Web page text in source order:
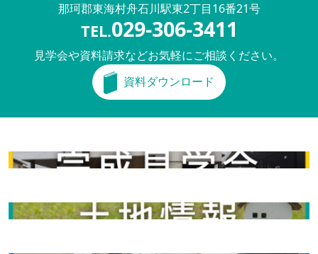
那珂郡東海村舟石川駅東2丁目16番21号
TEL.029-306-3411
見学会や資料請求などお気軽にご相談ください。
資料ダウンロード
完成見学会
土地情報